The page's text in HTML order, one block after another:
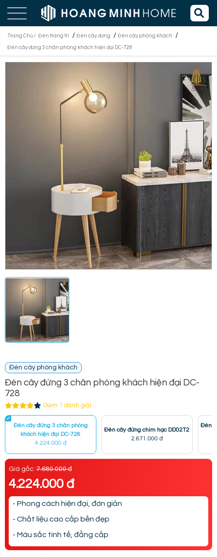
Trang Chủ / Đèn trang trí / Đèn cây đứng / Đèn cây phòng khách /
Đèn cây đứng 3 chân phòng khách hiện đại DC-728
Đèn cây phòng khách
Đèn cây đứng 3 chân phòng khách hiện đại DC-
728
(Xem 1 đánh giá)
Đèn cây đứng 3 chân phòng
khách hiện đại DC-728
4.224.000 đ
Đèn cây đứng chim hạc DD02T2
2.671.000 đ
Đèn
Giá gốc: 7.680.000 đ
4.224.000 đ
- Phong cách hiện đại, đơn giản
- Chất liệu cao cấp bền đẹp
- Màu sắc tinh tế, đẳng cấp